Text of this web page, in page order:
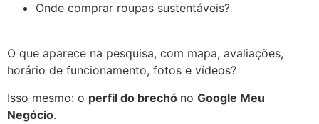
Onde comprar roupas sustentáveis?
O que aparece na pesquisa, com mapa, avaliações,
horário de funcionamento, fotos e vídeos?
Isso mesmo: o perfil do brechó no Google Meu
Negócio.